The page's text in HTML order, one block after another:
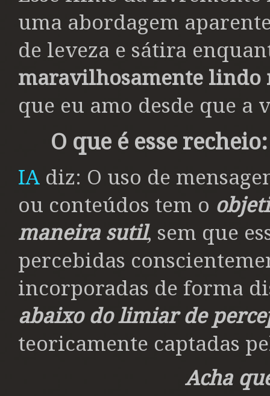
uma abordagem
de leveza e sátira
maravilhosamente lindo
que eu amo desde que
O que é esse
IA diz: O uso de
ou conteúdos tem o
maneira sutil, sem que
percebidas
incorporadas de forma
abaixo do limiar de
teoricamente captadas
Acha